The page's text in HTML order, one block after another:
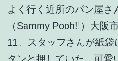
よく行く近所のパン屋さ
（Sammy Pooh!!）大阪
11。スタッフさんが紙
タンと押していた。可愛